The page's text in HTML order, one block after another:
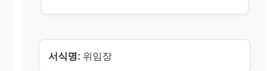
서식명: 위임장